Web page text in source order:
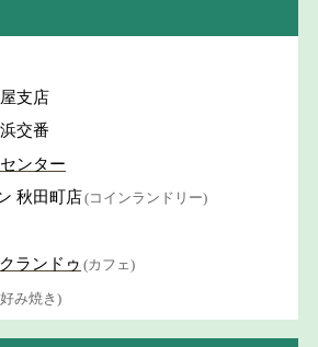
支店
交番
ンター
秋田町店(コインランドリー)
ランドゥ (カフェ)
み焼き)